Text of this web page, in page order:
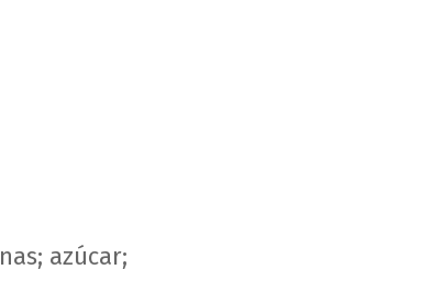
azúcar;